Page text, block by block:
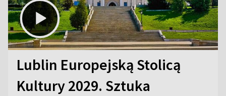
Lublin Europejską Stolicą
Kultury 2029. Sztuka